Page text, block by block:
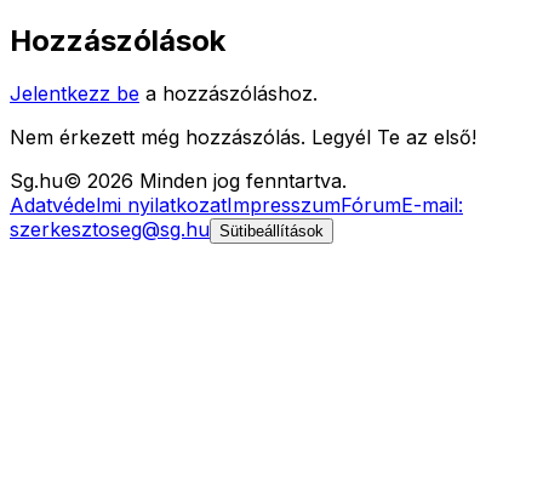
Hozzászólások
Jelentkezz be a hozzászóláshoz.
Nem érkezett még hozzászólás. Legyél Te az első!
Sg.hu© 2026 Minden jog fenntartva.
Adatvédelmi nyilatkozatImpresszumFórumE-mail:
szerkesztoseg@sg.hu Sütibeállítások